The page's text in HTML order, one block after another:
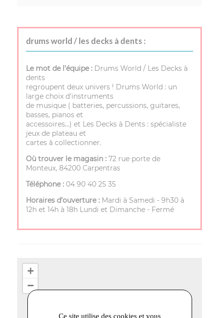
drums world / les decks à dents :
Le mot de l’équipe : Drums World / Les Decks à
dents
regroupent deux univers ! Drums World : un
large choix d'instruments
de musique ( batteries, percussions, guitares,
basses, pianos et
accessoires…) et Les Decks à Dents : spécialiste
jeux de plateau et
cartes à collectionner.
Où trouver le magasin : 72 rue porte de
Monteux, 84200 Carpentras
Téléphone : 04 90 40 25 35
Horaires d’ouverture : Mardi à Samedi - 9h30 à
12h et 14h à 18h Lundi et Dimanche - Fermé
+
−
Ce site utilise des cookies et vous